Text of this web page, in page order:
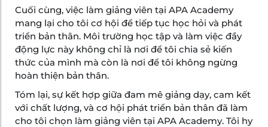
Cuối cùng, việc làm giảng viên tại APA Academy
mang lại cho tôi cơ hội để tiếp tục học hỏi và phát
triển bản thân. Môi trường học tập và làm việc đầy
động lực này không chỉ là nơi để tôi chia sẻ kiến
thức của mình mà còn là nơi để tôi không ngừng
hoàn thiện bản thân.
Tóm lại, sự kết hợp giữa đam mê giảng dạy, cam kết
với chất lượng, và cơ hội phát triển bản thân đã làm
cho tôi chọn làm giảng viên tại APA Academy. Tôi hy